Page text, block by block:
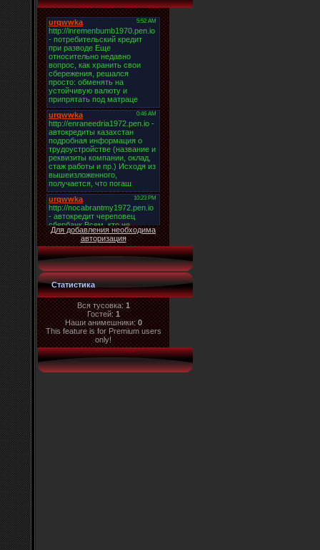
Для добавления необходима
авторизация
Статистика
Вся тусовка:1
Гостей:1
Наши анимешники:0
This feature is for Premium users
only!